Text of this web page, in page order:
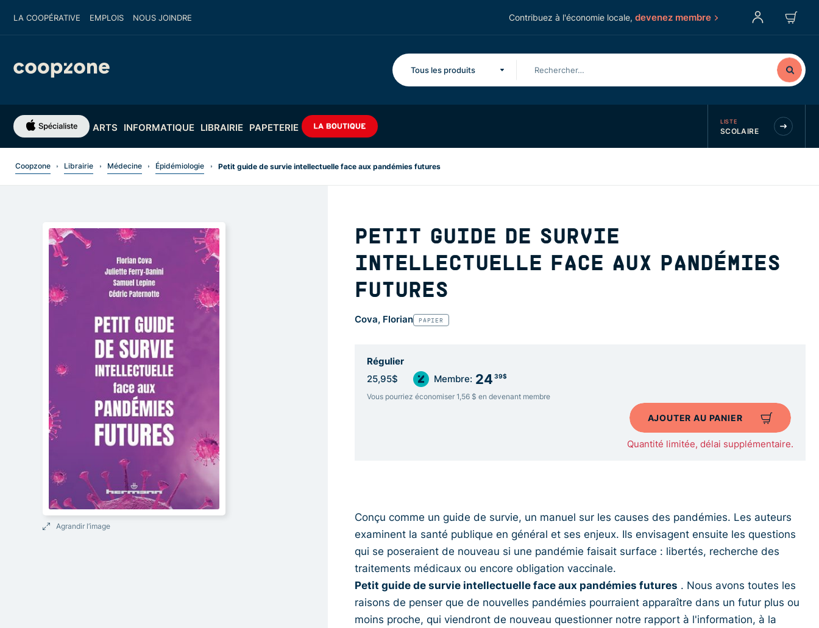
LA COOPÉRATIVE EMPLOIS NOUS JOINDRE Contribuez à l'économie locale, devenez membre
Tous les produits
ARTS INFORMATIQUE LIBRAIRIE PAPETERIE LISTE
SCOLAIRE
Coopzone Librairie Médecine Épidémiologie Petit guide de survie intellectuelle face aux pandémies futures
Agrandir l’image
PETIT GUIDE DE SURVIE
INTELLECTUELLE FACE AUX PANDÉMIES
FUTURES
Cova, Florian PAPIER
Régulier
25,95$ Membre: 24 39$
Vous pourriez économiser 1,56 $ en devenant membre
AJOUTER AU PANIER
Quantité limitée, délai supplémentaire.
Conçu comme un guide de survie, un manuel sur les causes des pandémies. Les auteurs
examinent la santé publique en général et ses enjeux. Ils envisagent ensuite les questions
qui se poseraient de nouveau si une pandémie faisait surface : libertés, recherche des
traitements médicaux ou encore obligation vaccinale.
Petit guide de survie intellectuelle face aux pandémies futures . Nous avons toutes les
raisons de penser que de nouvelles pandémies pourraient apparaître dans un futur plus ou
moins proche, qui viendront de nouveau questionner notre rapport à l'information, à la